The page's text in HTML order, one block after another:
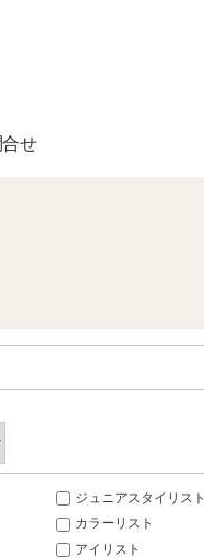
せ
ジュニアスタイリスト
カラーリスト
アイリスト